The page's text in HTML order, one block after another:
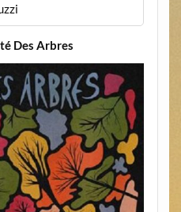
Des Arbres